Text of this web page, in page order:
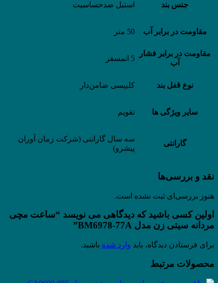
جنس بند استیل ضدحساسیت
مقاومت در برابر آب 50 متر
مقاومت در برابر فشار
آب
5 اتمسفر
نوع قفل بند کلیپسی ضامن‌دار
سایر ویژگی ها تقویم
گارانتی
سه سال گارانتی (شرکت زمان آوران
پیشرو)
نقد و بررسی‌ها
هنوز بررسی‌ای ثبت نشده است.
اولین کسی باشید که دیدگاهی می نویسد “ساعت مچی
مردانه سیتی زن مدل BM6978-77A”
برای فرستادن دیدگاه، باید وارد شده باشید.
محصولات مرتبط